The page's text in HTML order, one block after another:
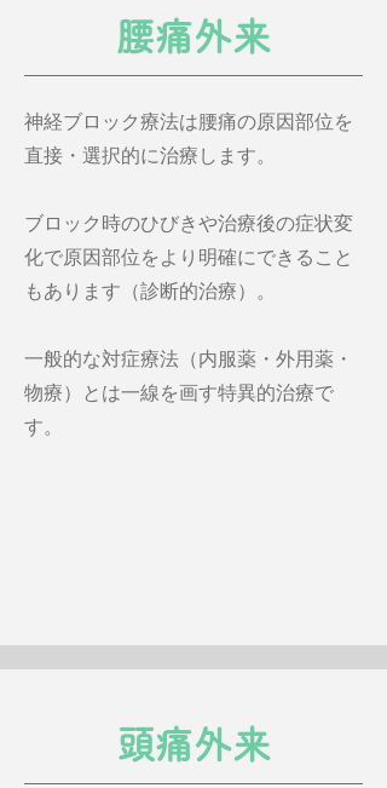
腰痛外来
神経ブロック療法は​腰痛の原因部位を
直接・選択的に治療します。
ブロック時のひびきや治療後の症状変
化で原因部位をより明確にできること
もあります（診断的治療）。
一般的な対症療法（内服薬・外用薬・
物療）とは一線を画す特異的治療で
す。
​頭痛外来